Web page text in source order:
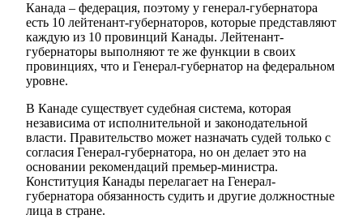
Канада – федерация, поэтому у генерал-губернатора
есть 10 лейтенант-губернаторов, которые представляют
каждую из 10 провинций Канады. Лейтенант-
губернаторы выполняют те же функции в своих
провинциях, что и Генерал-губернатор на федеральном
уровне.
В Канаде существует судебная система, которая
независима от исполнительной и законодательной
власти. Правительство может назначать судей только с
согласия Генерал-губернатора, но он делает это на
основании рекомендаций премьер-министра.
Конституция Канады перелагает на Генерал-
губернатора обязанность судить и другие должностные
лица в стране.